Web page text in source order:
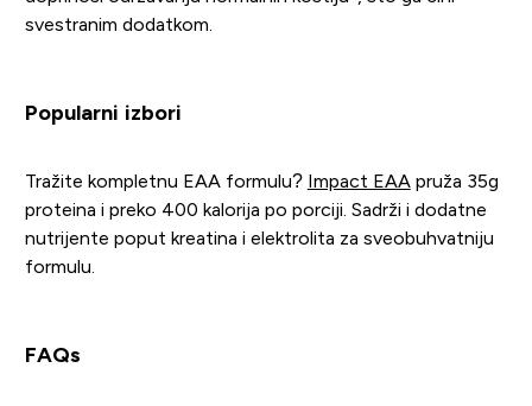
svestranim dodatkom.
Popularni izbori
Tražite kompletnu EAA formulu? Impact EAA pruža 35g
proteina i preko 400 kalorija po porciji. Sadrži i dodatne
nutrijente poput kreatina i elektrolita za sveobuhvatniju
formulu.
FAQs